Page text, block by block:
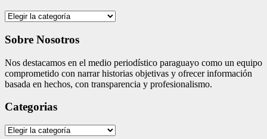
Categories
Sobre Nosotros
Nos destacamos en el medio periodístico paraguayo como un equipo
comprometido con narrar historias objetivas y ofrecer información
basada en hechos, con transparencia y profesionalismo.
Categorias
Categorias